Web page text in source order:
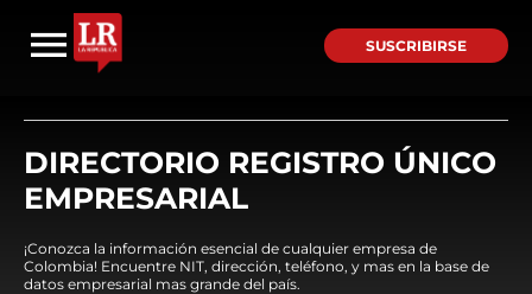
SUSCRIBIRSE
DIRECTORIO REGISTRO ÚNICO
EMPRESARIAL
¡Conozca la información esencial de cualquier empresa de
Colombia! Encuentre NIT, dirección, teléfono, y mas en la base de
datos empresarial mas grande del país.